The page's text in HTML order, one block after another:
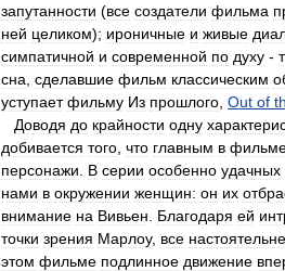
запутанности (все создатели фильма
ней целиком); ироничные и живые
симпатичной и современной по духу -
сна сделавшие фильм классическим
уступает фильму Из прошлого Out of
Доводя до крайности одну
добивается того что главным в
персонажи
В серии особенно удачных
нами в окружении женщин: он их
внимание на Вивьен Благодаря ей
точки зрения Марлоу, все
этом фильме подлинное движение